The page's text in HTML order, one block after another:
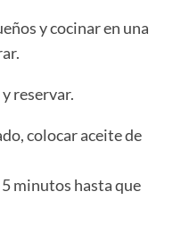
y cocinar en una
reservar.
colocar aceite de
minutos hasta que